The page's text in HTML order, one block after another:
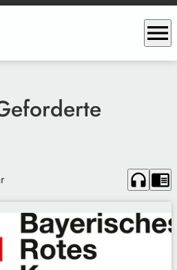
menu
headphones chrome_reader_mode